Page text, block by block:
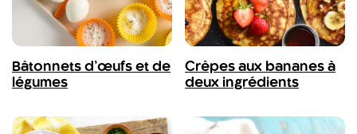
Bâtonnets d’œufs et de
légumes
Crêpes aux bananes à
deux ingrédients